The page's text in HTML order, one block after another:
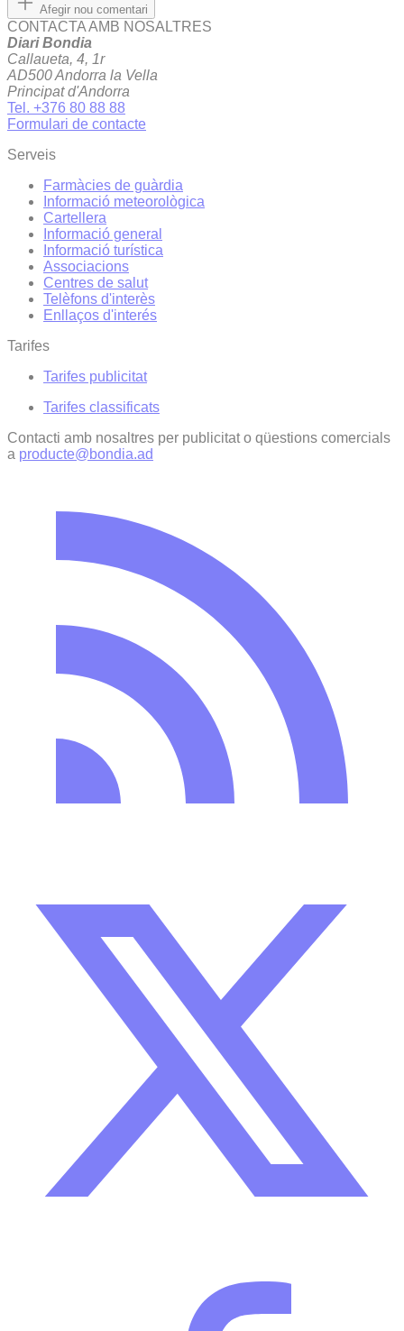
Afegir nou comentari
CONTACTA AMB NOSALTRES
Diari Bondia
Callaueta, 4, 1r
AD500 Andorra la Vella
Principat d'Andorra
Tel. +376 80 88 88
Formulari de contacte
Serveis
Farmàcies de guàrdia
Informació meteorològica
Cartellera
Informació general
Informació turística
Associacions
Centres de salut
Telèfons d'interès
Enllaços d'interés
Tarifes
Tarifes publicitat
Tarifes classificats
Contacti amb nosaltres per publicitat o qüestions comercials
a producte@bondia.ad